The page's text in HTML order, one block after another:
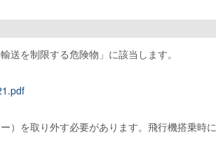
送を制限する危険物」に該当します。
）を取り外す必要があります。飛行機搭乗時